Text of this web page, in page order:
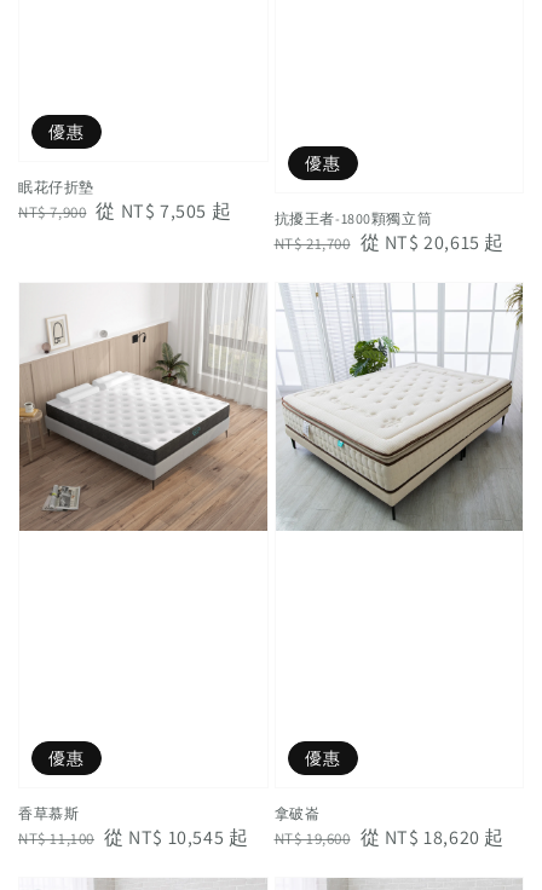
優惠
眠花仔折墊
Regular
NT$ 7,900 Sale
從 NT$ 7,505 起
優惠
抗擾王者-1800顆獨立筒
Regular
NT$ 21,700 Sale
從 NT$ 20,615 起
優惠
香草慕斯
Regular
NT$ 11,100 Sale
從 NT$ 10,545 起
優惠
拿破崙
Regular
NT$ 19,600 Sale
從 NT$ 18,620 起